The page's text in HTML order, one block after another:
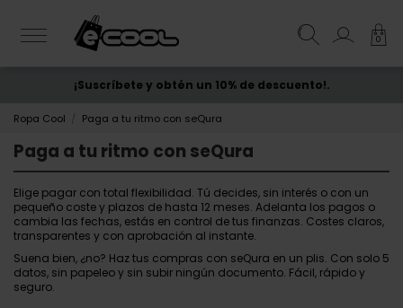
0
ENVÍO GRATIS desde 50€
¡Suscríbete y obtén un 10% de descuento!.
Ropa Cool Paga a tu ritmo con seQura
Paga a tu ritmo con seQura
Elige pagar con total flexibilidad. Tú decides, sin interés o con un
pequeño coste y plazos de hasta 12 meses. Adelanta los pagos o
cambia las fechas, estás en control de tus finanzas. Costes claros,
transparentes y con aprobación al instante.
Suena bien, ¿no? Haz tus compras con seQura en un plis. Con solo 5
datos, sin papeleo y sin subir ningún documento. Fácil, rápido y
seguro.